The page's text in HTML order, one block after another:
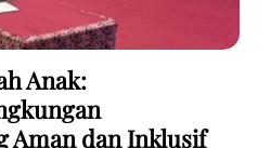
Anak:
Aman dan Inklusif